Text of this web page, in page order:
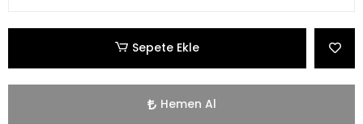
Sepete Ekle
Hemen Al